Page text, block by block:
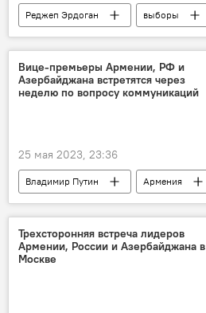
Реджеп Эрдоган
выборы
Кемаль Кылычдароглу
В мире
Вице-премьеры Армении, РФ и
Азербайджана встретятся через
неделю по вопросу коммуникаций
25 мая 2023, 23:36
Владимир Путин Армения
Азербайджан
коммуникации
Политика
Трехсторонняя встреча лидеров
Армении, России и Азербайджана в
Москве